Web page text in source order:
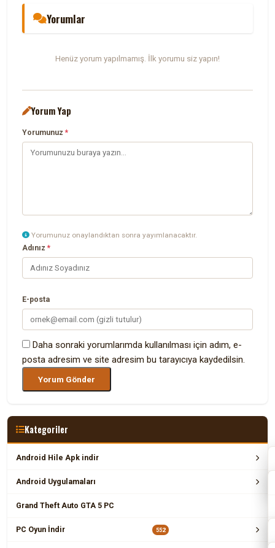
Yorumlar
Henüz yorum yapılmamış. İlk yorumu siz yapın!
Yorum Yap
Yorumunuz*
Yorumunuz onaylandıktan sonra yayımlanacaktır.
Adınız*
E-posta
Daha sonraki yorumlarımda kullanılması için adım, e-
posta adresim ve site adresim bu tarayıcıya kaydedilsin.
Kategoriler
Android Hile Apk indir
Android Uygulamaları
Grand Theft Auto GTA 5 PC
PC Oyun İndir 552